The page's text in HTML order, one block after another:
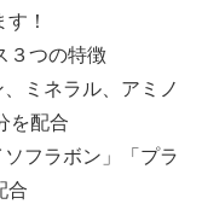
！
３つの特徴
ミネラル、アミノ
を配合
フラボン」「プラ
合